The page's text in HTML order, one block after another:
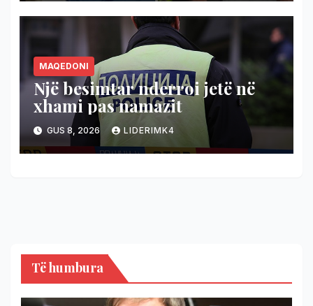
MAQEDONI
Një besimtar nderroi jetë në
xhami pas namazit
GUS 8, 2026 LIDERIMK4
Të humbura